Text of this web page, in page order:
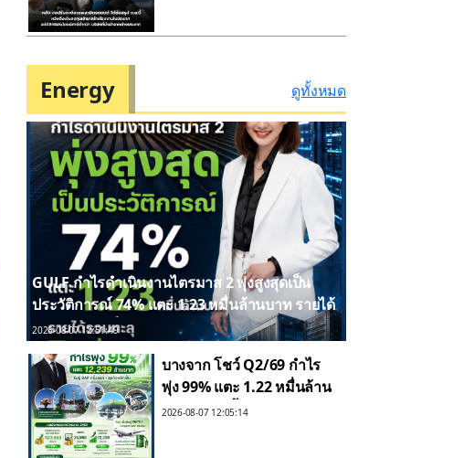
Energy ดูทั้งหมด
GULF กำไรดำเนินงานไตรมาส 2 พุ่งสูงสุดเป็น
ประวัติการณ์ 74% แตะ 1.23 หมื่นล้านบาท รายได้
รวมทะลุ 5 หมื่นล้านบาท รุก Data Center และ AI
2026-08-07 12:51:49
บางจาก โชว์ Q2/69 กำไร
พุ่ง 99% แตะ 1.22 หมื่นล้าน
รับรู้ SAF ครั้งแรก–ธุรกิจ
2026-08-07 12:05:14